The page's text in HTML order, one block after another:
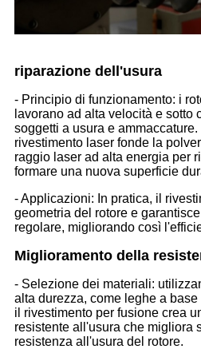
riparazione dell'usura
- Principio di funzionamento: i
lavorano ad alta velocità e sotto
soggetti a usura e
rivestimento laser fonde la
raggio laser ad alta energia per
formare una nuova superficie
- Applicazioni: In pratica, il
geometria del rotore e
regolare, migliorando così
Miglioramento della
- Selezione dei materiali:
alta durezza, come leghe a
il rivestimento per fusione crea
resistente all'usura che migliora
resistenza all'usura del rotore.